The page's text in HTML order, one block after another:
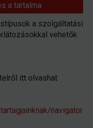
a tartalma
a szolgáltatási
vehetők
itt olvashat
navigator